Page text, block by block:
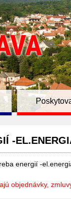
-
energií -
objednávky,